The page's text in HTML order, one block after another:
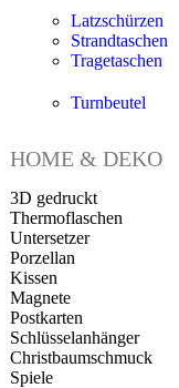
Latzschürzen
Strandtaschen
Tragetaschen
Turnbeutel
HOME & DEKO
3D gedruckt
Thermoflaschen
Untersetzer
Porzellan
Kissen
Magnete
Postkarten
Schlüsselanhänger
Christbaumschmuck
Spiele